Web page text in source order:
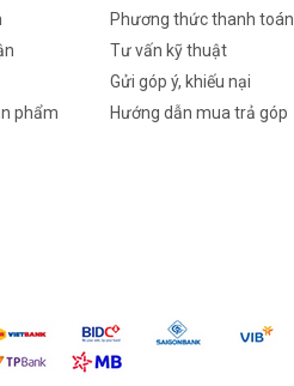
phẩm
Phương thức thanh toán
Tư vấn kỹ thuật
Gửi góp ý, khiếu nại
Hướng dẫn mua trả góp